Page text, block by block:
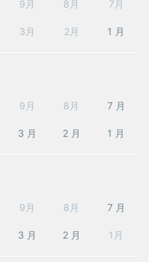
9月 8月 7月
3月 2月 1 月
9月 8月 7 月
3 月 2 月 1 月
9月 8月 7 月
3 月 2 月 1月